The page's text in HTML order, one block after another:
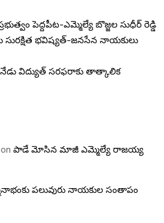
పెద్దపీట-ఎమ్మెల్యే బొజ్జల సుధీర్ రెడ్డి
సురక్షిత భవిష్యత్-జనసేన నాయకులు
విద్యుత్ సరఫరాకు తాత్కాలిక
on పాడే మోసిన మాజీ ఎమ్మెల్యే రాజయ్య
పలువురు నాయకుల సంతాపం